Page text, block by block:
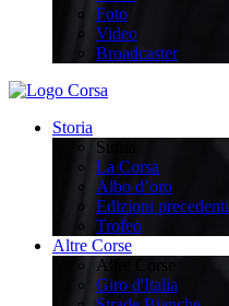
Foto
Video
Broadcaster
Storia
Storia
La Corsa
Albo d’oro
Edizioni precedenti
Trofeo
Altre Corse
Altre Corse
Giro d'Italia